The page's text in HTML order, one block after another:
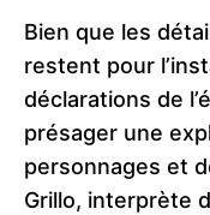
Bien que les
restent pour
déclarations de
présager une
personnages et
Grillo, interprète